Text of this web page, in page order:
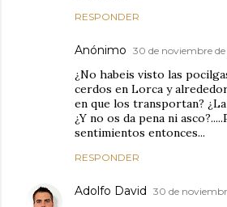
RESPONDER
Anónimo 30 de noviembre de
¿No habeis visto las
cerdos en Lorca y
en que los transportan? ¿La
¿Y no os da pena ni
sentimientos entonces...
RESPONDER
Adolfo David 30 de